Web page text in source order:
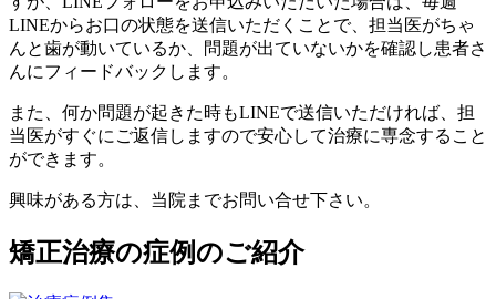
LINEからお口の状態を送信いただくことで、担当医がちゃ
んと歯が動いているか、問題が出ていないかを確認し患者さ
んにフィードバックします。
また、何か問題が起きた時もLINEで送信いただければ、担
当医がすぐにご返信しますので安心して治療に専念すること
ができます。
興味がある方は、当院までお問い合せ下さい。
矯正治療の症例のご紹介